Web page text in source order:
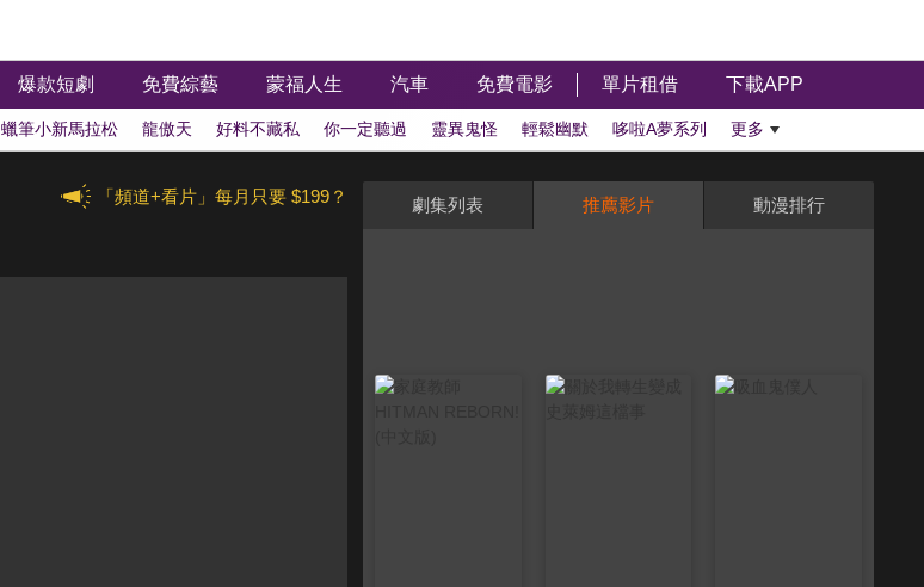
爆款短劇 免費綜藝 蒙福人生 汽車 免費電影 單片租借 下載APP
蠟筆小新馬拉松 龍傲天 好料不藏私 你一定聽過 靈異鬼怪 輕鬆幽默 哆啦A夢系列 更多
「頻道+看片」每月只要 $199？ 劇集列表 推薦影片 動漫排行